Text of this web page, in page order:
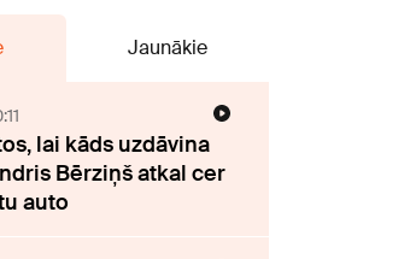
Jaunākie
lai kāds uzdāvina
Bērziņš atkal cer
auto